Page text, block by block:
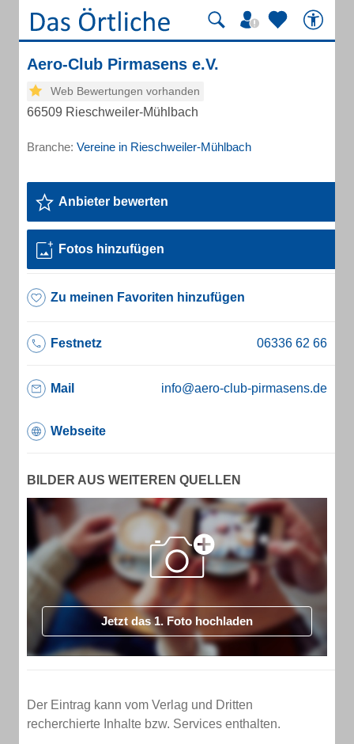
Aero-Club Pirmasens e.V.
Web Bewertungen vorhanden
66509 Rieschweiler-Mühlbach
Branche: Vereine in Rieschweiler-Mühlbach
Anbieter bewerten
Fotos hinzufügen
Zu meinen Favoriten hinzufügen
Festnetz
Mail info@aero-club-pirmasens.de
Webseite
BILDER AUS WEITEREN QUELLEN
Jetzt das 1. Foto hochladen
Der Eintrag kann vom Verlag und Dritten
recherchierte Inhalte bzw. Services enthalten.